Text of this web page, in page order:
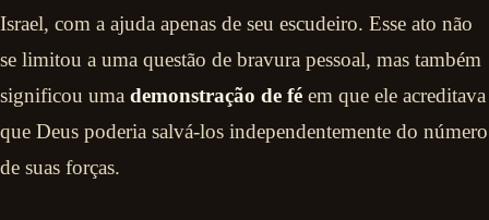
Israel, com a ajuda apenas de seu escudeiro. Esse ato não
se limitou a uma questão de bravura pessoal, mas também
significou uma demonstração de fé em que ele acreditava
que Deus poderia salvá-los independentemente do número
de suas forças.